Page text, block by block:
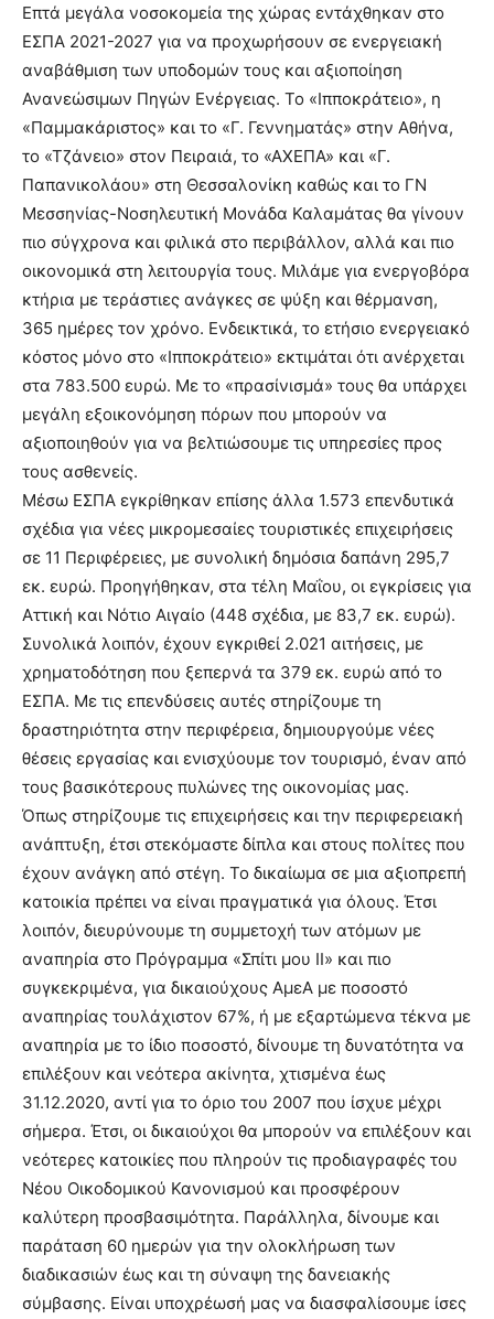
Επτά μεγάλα νοσοκομεία της χώρας εντάχθηκαν στο
ΕΣΠΑ 2021-2027 για να προχωρήσουν σε ενεργειακή
αναβάθμιση των υποδομών τους και αξιοποίηση
Ανανεώσιμων Πηγών Ενέργειας. Το «Ιπποκράτειο», η
«Παμμακάριστος» και το «Γ. Γεννηματάς» στην Αθήνα,
το «Τζάνειο» στον Πειραιά, το «ΑΧΕΠΑ» και «Γ.
Παπανικολάου» στη Θεσσαλονίκη καθώς και το ΓΝ
Μεσσηνίας-Νοσηλευτική Μονάδα Καλαμάτας θα γίνουν
πιο σύγχρονα και φιλικά στο περιβάλλον, αλλά και πιο
οικονομικά στη λειτουργία τους. Μιλάμε για ενεργοβόρα
κτήρια με τεράστιες ανάγκες σε ψύξη και θέρμανση,
365 ημέρες τον χρόνο. Ενδεικτικά, το ετήσιο ενεργειακό
κόστος μόνο στο «Ιπποκράτειο» εκτιμάται ότι ανέρχεται
στα 783.500 ευρώ. Με το «πρασίνισμά» τους θα υπάρχει
μεγάλη εξοικονόμηση πόρων που μπορούν να
αξιοποιηθούν για να βελτιώσουμε τις υπηρεσίες προς
τους ασθενείς.
Μέσω ΕΣΠΑ εγκρίθηκαν επίσης άλλα 1.573 επενδυτικά
σχέδια για νέες μικρομεσαίες τουριστικές επιχειρήσεις
σε 11 Περιφέρειες, με συνολική δημόσια δαπάνη 295,7
εκ. ευρώ. Προηγήθηκαν, στα τέλη Μαΐου, οι εγκρίσεις για
Αττική και Νότιο Αιγαίο (448 σχέδια, με 83,7 εκ. ευρώ).
Συνολικά λοιπόν, έχουν εγκριθεί 2.021 αιτήσεις, με
χρηματοδότηση που ξεπερνά τα 379 εκ. ευρώ από το
ΕΣΠΑ. Με τις επενδύσεις αυτές στηρίζουμε τη
δραστηριότητα στην περιφέρεια, δημιουργούμε νέες
θέσεις εργασίας και ενισχύουμε τον τουρισμό, έναν από
τους βασικότερους πυλώνες της οικονομίας μας.
Όπως στηρίζουμε τις επιχειρήσεις και την περιφερειακή
ανάπτυξη, έτσι στεκόμαστε δίπλα και στους πολίτες που
έχουν ανάγκη από στέγη. Το δικαίωμα σε μια αξιοπρεπή
κατοικία πρέπει να είναι πραγματικά για όλους. Έτσι
λοιπόν, διευρύνουμε τη συμμετοχή των ατόμων με
αναπηρία στο Πρόγραμμα «Σπίτι μου ΙΙ» και πιο
συγκεκριμένα, για δικαιούχους ΑμεΑ με ποσοστό
αναπηρίας τουλάχιστον 67%, ή με εξαρτώμενα τέκνα με
αναπηρία με το ίδιο ποσοστό, δίνουμε τη δυνατότητα να
επιλέξουν και νεότερα ακίνητα, χτισμένα έως
31.12.2020, αντί για το όριο του 2007 που ίσχυε μέχρι
σήμερα. Έτσι, οι δικαιούχοι θα μπορούν να επιλέξουν και
νεότερες κατοικίες που πληρούν τις προδιαγραφές του
Νέου Οικοδομικού Κανονισμού και προσφέρουν
καλύτερη προσβασιμότητα. Παράλληλα, δίνουμε και
παράταση 60 ημερών για την ολοκλήρωση των
διαδικασιών έως και τη σύναψη της δανειακής
σύμβασης. Είναι υποχρέωσή μας να διασφαλίσουμε ίσες